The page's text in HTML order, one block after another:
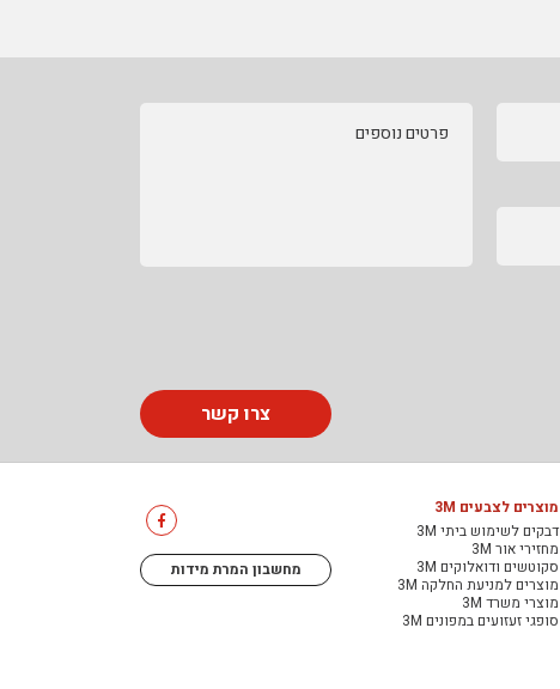
פרטים נוספים
צרו קשר
מוצרים לצבעים 3M
דבקים לשימוש ביתי 3M
מחזירי אור 3M
סקוטשים ודואלוקים 3M
מוצרים למניעת החלקה 3M
מוצרי משרד 3M
סופגי זעזועים במפונים 3M
מחשבון המרת מידות